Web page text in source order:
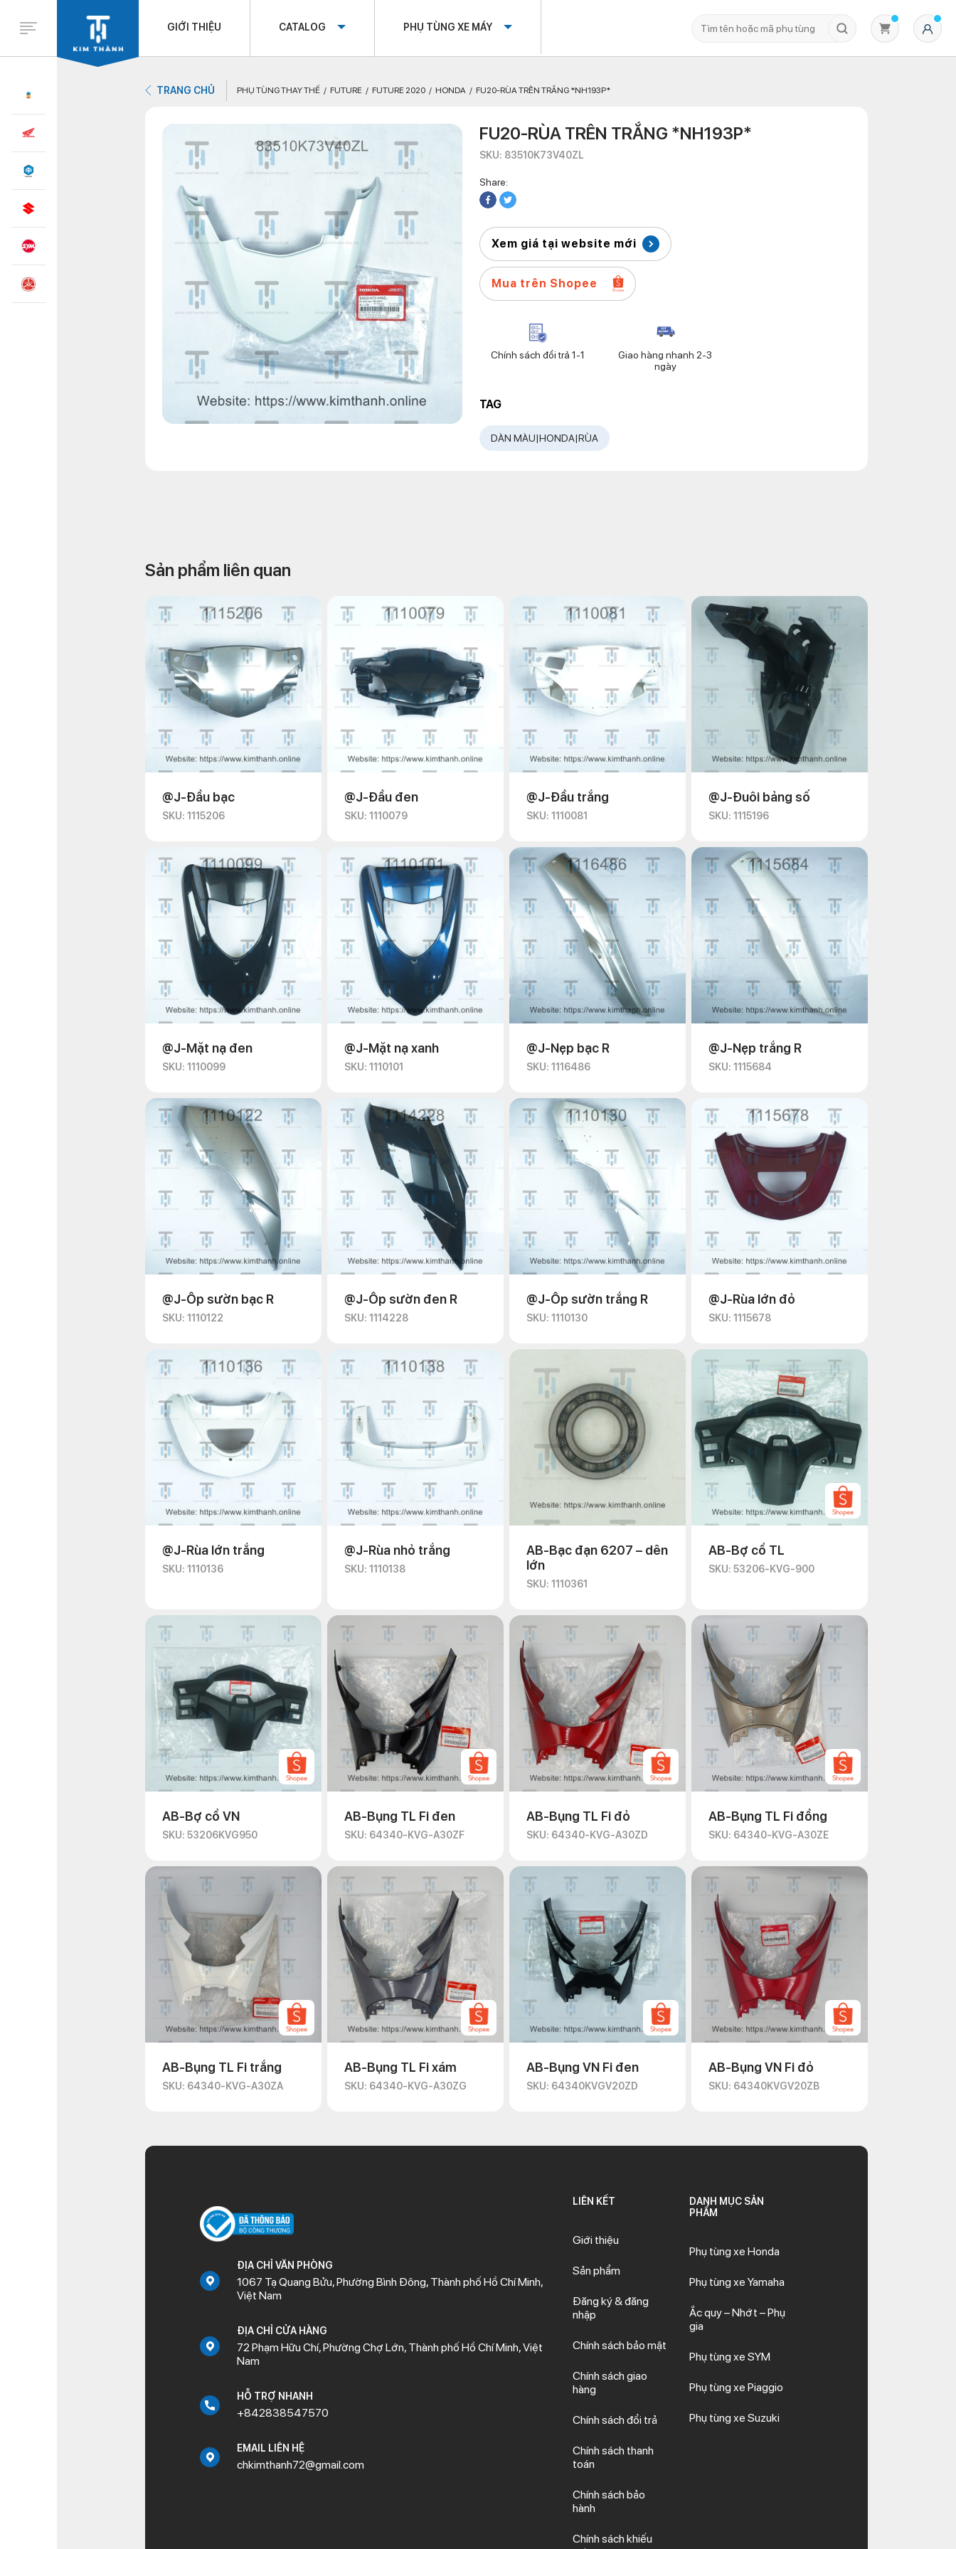
GIỚI THIỆU CATALOG PHỤ TÙNG XE MÁY
TRANG CHỦ PHỤ TÙNG THAY THẾ FUTURE FUTURE 2020 HONDA FU20-RÙA TRÊN TRẮNG *NH193P*
FU20-RÙA TRÊN TRẮNG *NH193P*
SKU: 83510K73V40ZL
Share:
Xem giá tại website mới
Mua trên Shopee
Chính sách đổi trả 1-1
Giao hàng nhanh 2-3
ngày
TAG
DÀN MÀU|HONDA|RÙA
Sản phẩm liên quan
@J-Đầu bạc
SKU: 1115206
@J-Đầu đen
SKU: 1110079
@J-Đầu trắng
SKU: 1110081
@J-Đuôi bảng số
SKU: 1115196
@J-Mặt nạ đen
SKU: 1110099
@J-Mặt nạ xanh
SKU: 1110101
@J-Nẹp bạc R
SKU: 1116486
@J-Nẹp trắng R
SKU: 1115684
@J-Ốp sườn bạc R
SKU: 1110122
@J-Ốp sườn đen R
SKU: 1114228
@J-Ốp sườn trắng R
SKU: 1110130
@J-Rùa lớn đỏ
SKU: 1115678
@J-Rùa lớn trắng
SKU: 1110136
@J-Rùa nhỏ trắng
SKU: 1110138
AB-Bạc đạn 6207 – dên
lớn
SKU: 1110361
AB-Bợ cổ TL
SKU: 53206-KVG-900
AB-Bợ cổ VN
SKU: 53206KVG950
AB-Bụng TL Fi đen
SKU: 64340-KVG-A30ZF
AB-Bụng TL Fi đỏ
SKU: 64340-KVG-A30ZD
AB-Bụng TL Fi đồng
SKU: 64340-KVG-A30ZE
AB-Bụng TL Fi trắng
SKU: 64340-KVG-A30ZA
AB-Bụng TL Fi xám
SKU: 64340-KVG-A30ZG
AB-Bụng VN Fi đen
SKU: 64340KVGV20ZD
AB-Bụng VN Fi đỏ
SKU: 64340KVGV20ZB
ĐỊA CHỈ VĂN PHÒNG
1067 Tạ Quang Bửu, Phường Bình Đông, Thành phố Hồ Chí Minh,
Việt Nam
ĐỊA CHỈ CỬA HÀNG
72 Phạm Hữu Chí, Phường Chợ Lớn, Thành phố Hồ Chí Minh, Việt
Nam
HỖ TRỢ NHANH
+842838547570
EMAIL LIÊN HỆ
chkimthanh72@gmail.com
LIÊN KẾT
Giới thiệu
Sản phẩm
Đăng ký & đăng
nhập
Chính sách bảo mật
Chính sách giao
hàng
Chính sách đổi trả
Chính sách thanh
toán
Chính sách bảo
hành
Chính sách khiếu
DANH MỤC SẢN
PHẨM
Phụ tùng xe Honda
Phụ tùng xe Yamaha
Ắc quy – Nhớt – Phụ
gia
Phụ tùng xe SYM
Phụ tùng xe Piaggio
Phụ tùng xe Suzuki